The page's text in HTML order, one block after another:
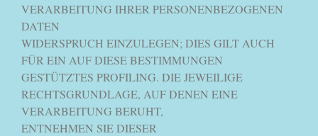
VERARBEITUNG IHRER PERSONENBEZOGENEN
DATEN
WIDERSPRUCH EINZULEGEN; DIES GILT AUCH
FÜR EIN AUF DIESE BESTIMMUNGEN
GESTÜTZTES PROFILING. DIE JEWEILIGE
RECHTSGRUNDLAGE, AUF DENEN EINE
VERARBEITUNG BERUHT,
ENTNEHMEN SIE DIESER